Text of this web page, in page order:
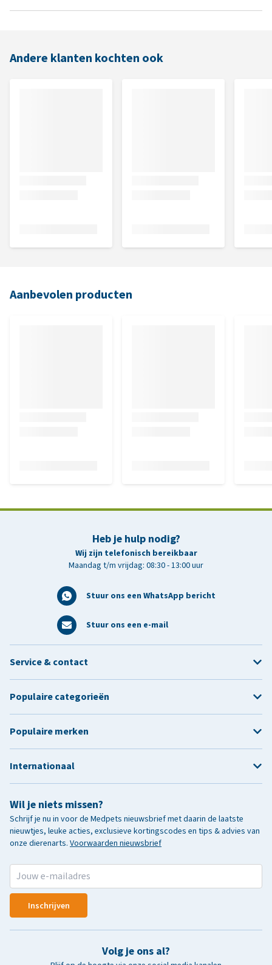
Andere klanten kochten ook
Aanbevolen producten
Heb je hulp nodig?
Wij zijn telefonisch bereikbaar
Maandag t/m vrijdag: 08:30 - 13:00 uur
Stuur ons een WhatsApp bericht
Stuur ons een e-mail
Wil je niets missen?
Schrijf je nu in voor de Medpets nieuwsbrief met daarin de laatste
nieuwtjes, leuke acties, exclusieve kortingscodes en tips & advies van
onze dierenarts. Voorwaarden nieuwsbrief
Inschrijven
Volg je ons al?
Service & contact
Populaire categorieën
Populaire merken
Internationaal